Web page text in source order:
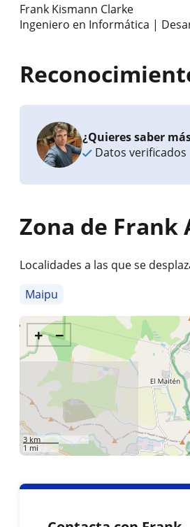
Frank Kismann Clarke
Ingeniero en Informática |
¿Quieres saber
Datos verificados
Zona de Frank
Localidades a las que se
Maipu
+ −
3 km
1 mi